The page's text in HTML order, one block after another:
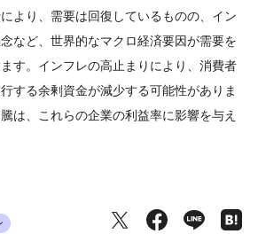
より、需要は回復しているものの、イン
など、世界的なマクロ経済要因が需要を
す。インフレの高止まりにより、消費者
する余剰資金が減少する可能性がありま
は、これらの企業の利益率に影響を与え